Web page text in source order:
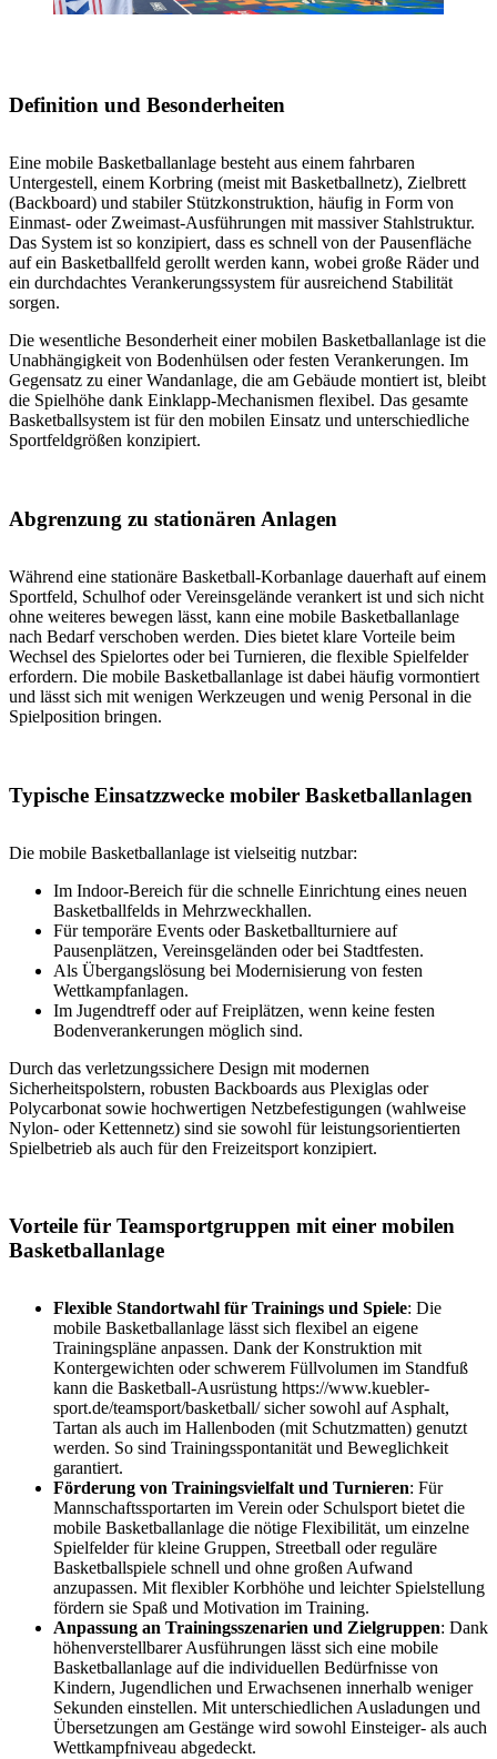
Definition und Besonderheiten
Eine mobile Basketballanlage besteht aus einem fahrbaren
Untergestell, einem Korbring (meist mit Basketballnetz), Zielbrett
(Backboard) und stabiler Stützkonstruktion, häufig in Form von
Einmast- oder Zweimast-Ausführungen mit massiver Stahlstruktur.
Das System ist so konzipiert, dass es schnell von der Pausenfläche
auf ein Basketballfeld gerollt werden kann, wobei große Räder und
ein durchdachtes Verankerungssystem für ausreichend Stabilität
sorgen.
Die wesentliche Besonderheit einer mobilen Basketballanlage ist die
Unabhängigkeit von Bodenhülsen oder festen Verankerungen. Im
Gegensatz zu einer Wandanlage, die am Gebäude montiert ist, bleibt
die Spielhöhe dank Einklapp-Mechanismen flexibel. Das gesamte
Basketballsystem ist für den mobilen Einsatz und unterschiedliche
Sportfeldgrößen konzipiert.
Abgrenzung zu stationären Anlagen
Während eine stationäre Basketball-Korbanlage dauerhaft auf einem
Sportfeld, Schulhof oder Vereinsgelände verankert ist und sich nicht
ohne weiteres bewegen lässt, kann eine mobile Basketballanlage
nach Bedarf verschoben werden. Dies bietet klare Vorteile beim
Wechsel des Spielortes oder bei Turnieren, die flexible Spielfelder
erfordern. Die mobile Basketballanlage ist dabei häufig vormontiert
und lässt sich mit wenigen Werkzeugen und wenig Personal in die
Spielposition bringen.
Typische Einsatzzwecke mobiler Basketballanlagen
Die mobile Basketballanlage ist vielseitig nutzbar:
Im Indoor-Bereich für die schnelle Einrichtung eines neuen
Basketballfelds in Mehrzweckhallen.
Für temporäre Events oder Basketballturniere auf
Pausenplätzen, Vereinsgeländen oder bei Stadtfesten.
Als Übergangslösung bei Modernisierung von festen
Wettkampfanlagen.
Im Jugendtreff oder auf Freiplätzen, wenn keine festen
Bodenverankerungen möglich sind.
Durch das verletzungssichere Design mit modernen
Sicherheitspolstern, robusten Backboards aus Plexiglas oder
Polycarbonat sowie hochwertigen Netzbefestigungen (wahlweise
Nylon- oder Kettennetz) sind sie sowohl für leistungsorientierten
Spielbetrieb als auch für den Freizeitsport konzipiert.
Vorteile für Teamsportgruppen mit einer mobilen
Basketballanlage
Flexible Standortwahl für Trainings und Spiele: Die
mobile Basketballanlage lässt sich flexibel an eigene
Trainingspläne anpassen. Dank der Konstruktion mit
Kontergewichten oder schwerem Füllvolumen im Standfuß
kann die Basketball-Ausrüstung https://www.kuebler-
sport.de/teamsport/basketball/ sicher sowohl auf Asphalt,
Tartan als auch im Hallenboden (mit Schutzmatten) genutzt
werden. So sind Trainingsspontanität und Beweglichkeit
garantiert.
Förderung von Trainingsvielfalt und Turnieren: Für
Mannschaftssportarten im Verein oder Schulsport bietet die
mobile Basketballanlage die nötige Flexibilität, um einzelne
Spielfelder für kleine Gruppen, Streetball oder reguläre
Basketballspiele schnell und ohne großen Aufwand
anzupassen. Mit flexibler Korbhöhe und leichter Spielstellung
fördern sie Spaß und Motivation im Training.
Anpassung an Trainingsszenarien und Zielgruppen: Dank
höhenverstellbarer Ausführungen lässt sich eine mobile
Basketballanlage auf die individuellen Bedürfnisse von
Kindern, Jugendlichen und Erwachsenen innerhalb weniger
Sekunden einstellen. Mit unterschiedlichen Ausladungen und
Übersetzungen am Gestänge wird sowohl Einsteiger- als auch
Wettkampfniveau abgedeckt.